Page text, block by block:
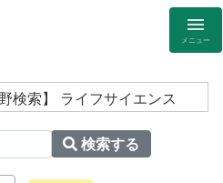
メニュー
検索】 ライフサイエンス
検索する